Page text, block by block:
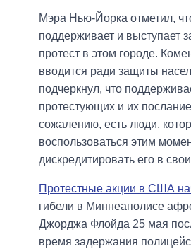
Мэра Нью-Йорка отметил,
поддерживает и выступает
протест в этом городе.
вводится ради защиты
подчеркнул, что
протестующих и их
сожалению, есть люди,
воспользоваться этим
дискредитировать его в
Протестные акции в США
гибели в Миннеаполисе
Джорджа Флойда 25 мая
время задержания